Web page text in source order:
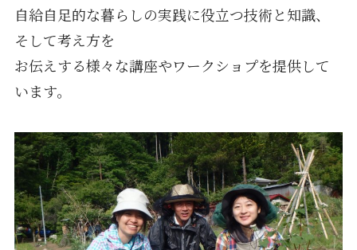
自給自足的な暮らしの実践に役立つ技術と知識、
そして考え方を
お伝えする様々な講座やワークショプを提供して
います。